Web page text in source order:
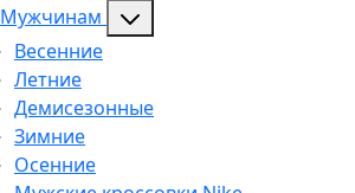
Мужчинам
Весенние
Летние
Демисезонные
Зимние
Осенние